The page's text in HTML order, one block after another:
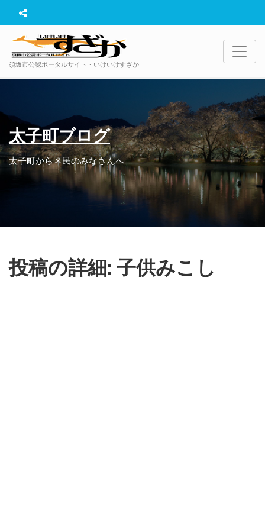
須坂市公認ポータルサイト・いけいけすざか
太子町ブログ
太子町から区民のみなさんへ
投稿の詳細: 子供みこし